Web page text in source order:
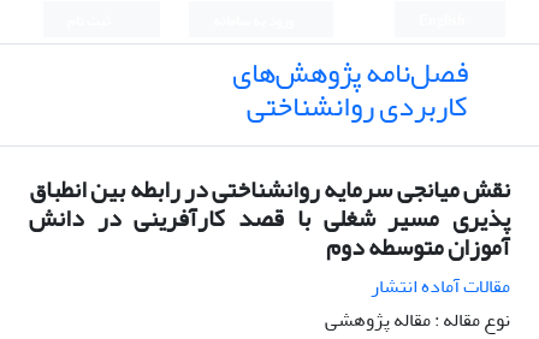
فصل‌نامه پژوهش‌های
کاربردی روانشناختی
نقش میانجی سرمایه روانشناختی در رابطه بین انطباق
پذیری مسیر شغلی با قصد کارآفرینی در دانش
آموزان متوسطه دوم
مقالات آماده انتشار
نوع مقاله : مقاله پژوهشی